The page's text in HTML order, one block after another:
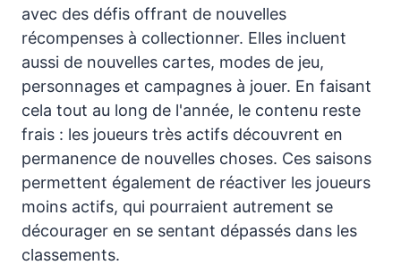
avec des défis offrant de nouvelles
récompenses à collectionner. Elles incluent
aussi de nouvelles cartes, modes de jeu,
personnages et campagnes à jouer. En faisant
cela tout au long de l'année, le contenu reste
frais : les joueurs très actifs découvrent en
permanence de nouvelles choses. Ces saisons
permettent également de réactiver les joueurs
moins actifs, qui pourraient autrement se
décourager en se sentant dépassés dans les
classements.